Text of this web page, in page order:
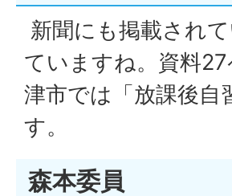
新聞にも掲載され
ていますね。資料
津市では「放課後
す。
森本委員